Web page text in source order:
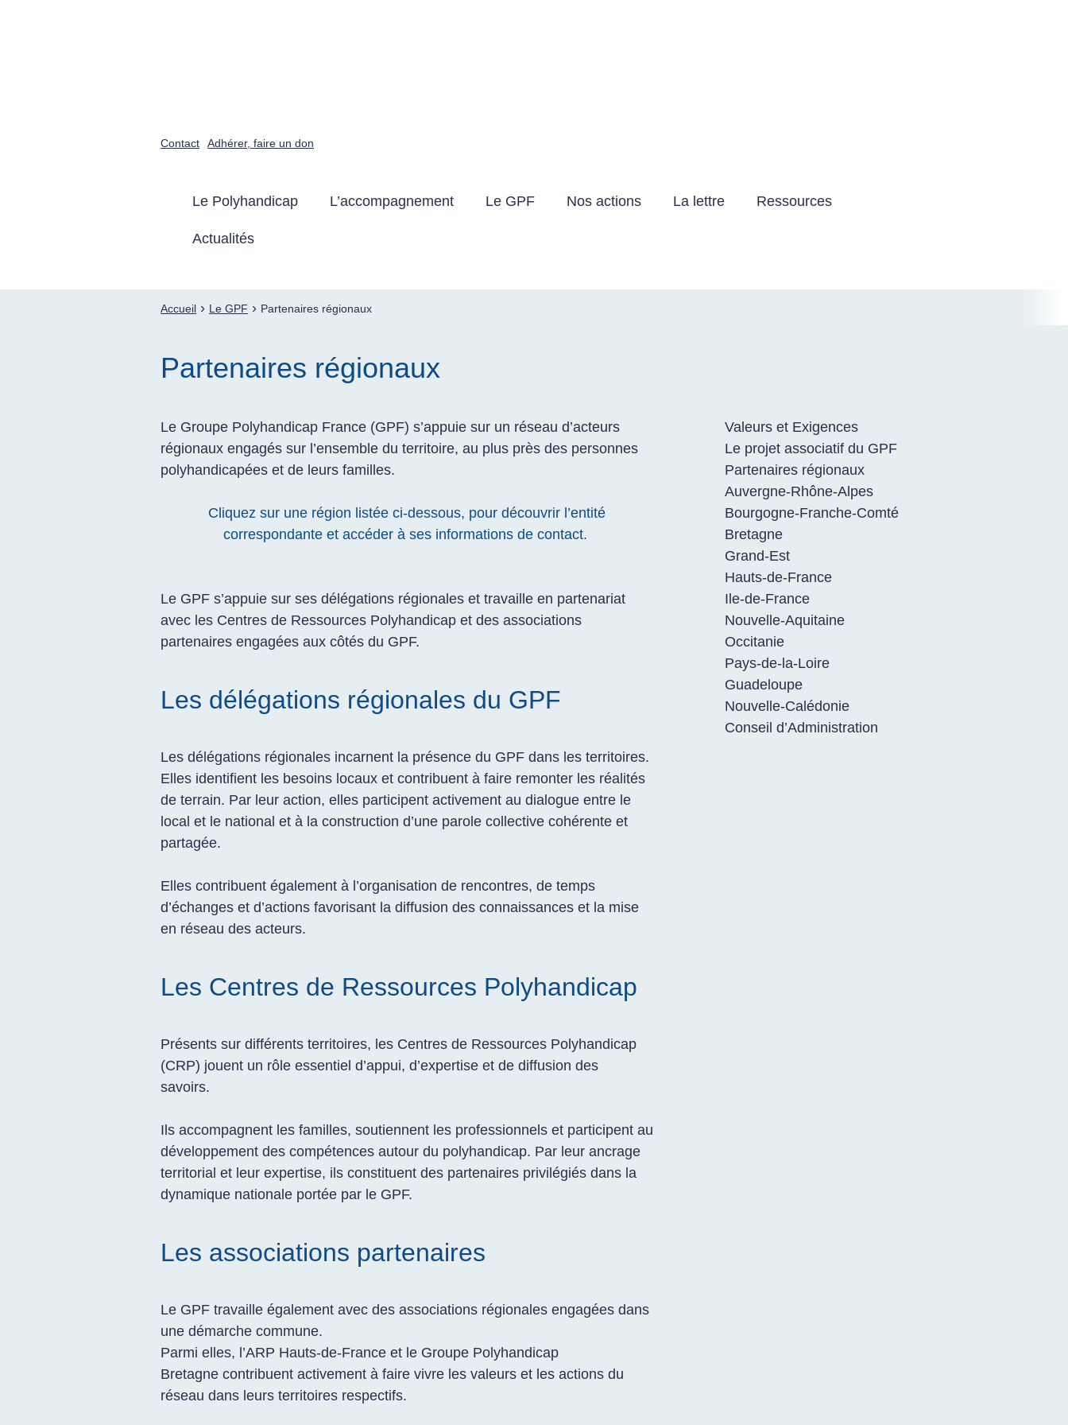
Contact Adhérer, faire un don
Le Polyhandicap L’accompagnement Le GPF Nos actions La lettre Ressources
Actualités
Accueil › Le GPF › Partenaires régionaux
Partenaires régionaux
Valeurs et Exigences
Le projet associatif du GPF
Partenaires régionaux
Auvergne-Rhône-Alpes
Bourgogne-Franche-Comté
Bretagne
Grand-Est
Hauts-de-France
Ile-de-France
Nouvelle-Aquitaine
Occitanie
Pays-de-la-Loire
Guadeloupe
Nouvelle-Calédonie
Conseil d’Administration
Le Groupe Polyhandicap France (GPF) s’appuie sur un réseau d’acteurs
régionaux engagés sur l’ensemble du territoire, au plus près des personnes
polyhandicapées et de leurs familles.
Cliquez sur une région listée ci-dessous, pour découvrir l’entité
correspondante et accéder à ses informations de contact.
Le GPF s’appuie sur ses délégations régionales et travaille en partenariat
avec les Centres de Ressources Polyhandicap et des associations
partenaires engagées aux côtés du GPF.
Les délégations régionales du GPF
Les délégations régionales incarnent la présence du GPF dans les territoires.
Elles identifient les besoins locaux et contribuent à faire remonter les réalités
de terrain. Par leur action, elles participent activement au dialogue entre le
local et le national et à la construction d’une parole collective cohérente et
partagée.
Elles contribuent également à l’organisation de rencontres, de temps
d’échanges et d’actions favorisant la diffusion des connaissances et la mise
en réseau des acteurs.
Les Centres de Ressources Polyhandicap
Présents sur différents territoires, les Centres de Ressources Polyhandicap
(CRP) jouent un rôle essentiel d’appui, d’expertise et de diffusion des
savoirs.
Ils accompagnent les familles, soutiennent les professionnels et participent au
développement des compétences autour du polyhandicap. Par leur ancrage
territorial et leur expertise, ils constituent des partenaires privilégiés dans la
dynamique nationale portée par le GPF.
Les associations partenaires
Le GPF travaille également avec des associations régionales engagées dans
une démarche commune.
Parmi elles, l’ARP Hauts-de-France et le Groupe Polyhandicap
Bretagne contribuent activement à faire vivre les valeurs et les actions du
réseau dans leurs territoires respectifs.